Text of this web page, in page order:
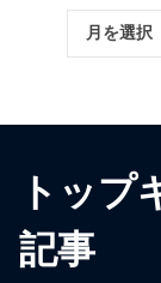
トップ
記事